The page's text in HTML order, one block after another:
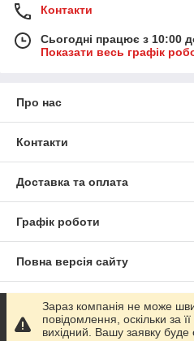
Контакти
Сьогодні працює з 10:00
Показати весь графік
Про нас
Контакти
Доставка та оплата
Графік роботи
Повна версія сайту
Сайт створено на маркетплейсі
Зараз компанія не може
повідомлення, оскільки за
вихідний. Вашу заявку